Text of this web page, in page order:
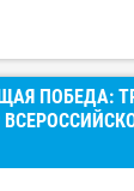
ПОБЕДА: